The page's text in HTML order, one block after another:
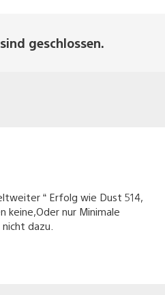
geschlossen.
“ Erfolg wie Dust 514,
keine,Oder nur Minimale
dazu.